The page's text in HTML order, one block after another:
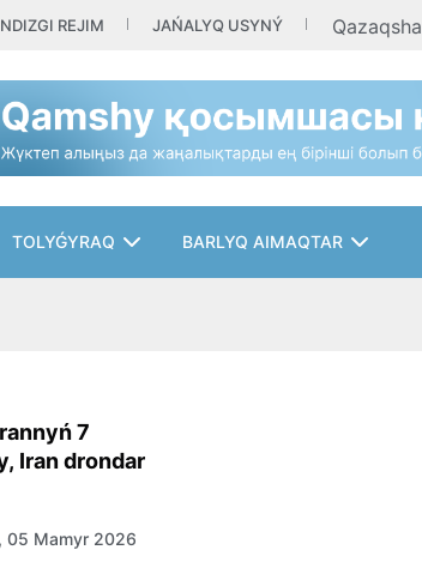
REJIM JAŃALYQ USYNÝ Qazaqsha
TOLYǴYRAQ BARLYQ AIMAQTAR
7
Iran drondar
05 Mamyr 2026